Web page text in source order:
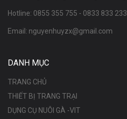
Hotline: 0855 355 755 - 0833 833 233
Email: nguyenhuyzx@gmail.com
DANH MỤC
TRANG CHỦ
THIẾT BỊ TRANG TRẠI
DỤNG CỤ NUÔI GÀ -VIT